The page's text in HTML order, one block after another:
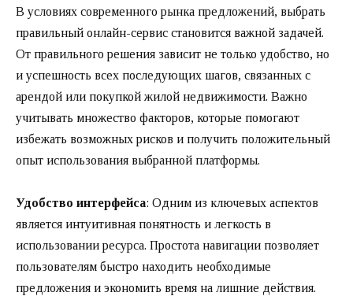
В условиях современного рынка предложений, выбрать
правильный онлайн-сервис становится важной задачей.
От правильного решения зависит не только удобство, но
и успешность всех последующих шагов, связанных с
арендой или покупкой жилой недвижимости. Важно
учитывать множество факторов, которые помогают
избежать возможных рисков и получить положительный
опыт использования выбранной платформы.
Удобство интерфейса: Одним из ключевых аспектов
является интуитивная понятность и легкость в
использовании ресурса. Простота навигации позволяет
пользователям быстро находить необходимые
предложения и экономить время на лишние действия.